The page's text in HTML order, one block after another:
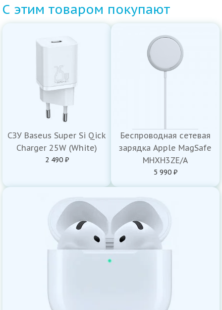
С этим товаром покупают
СЗУ Baseus Super Si Qick
Charger 25W (White)
2 490 ₽
Беспроводная сетевая
зарядка Apple MagSafe
MHXH3ZE/A
5 990 ₽